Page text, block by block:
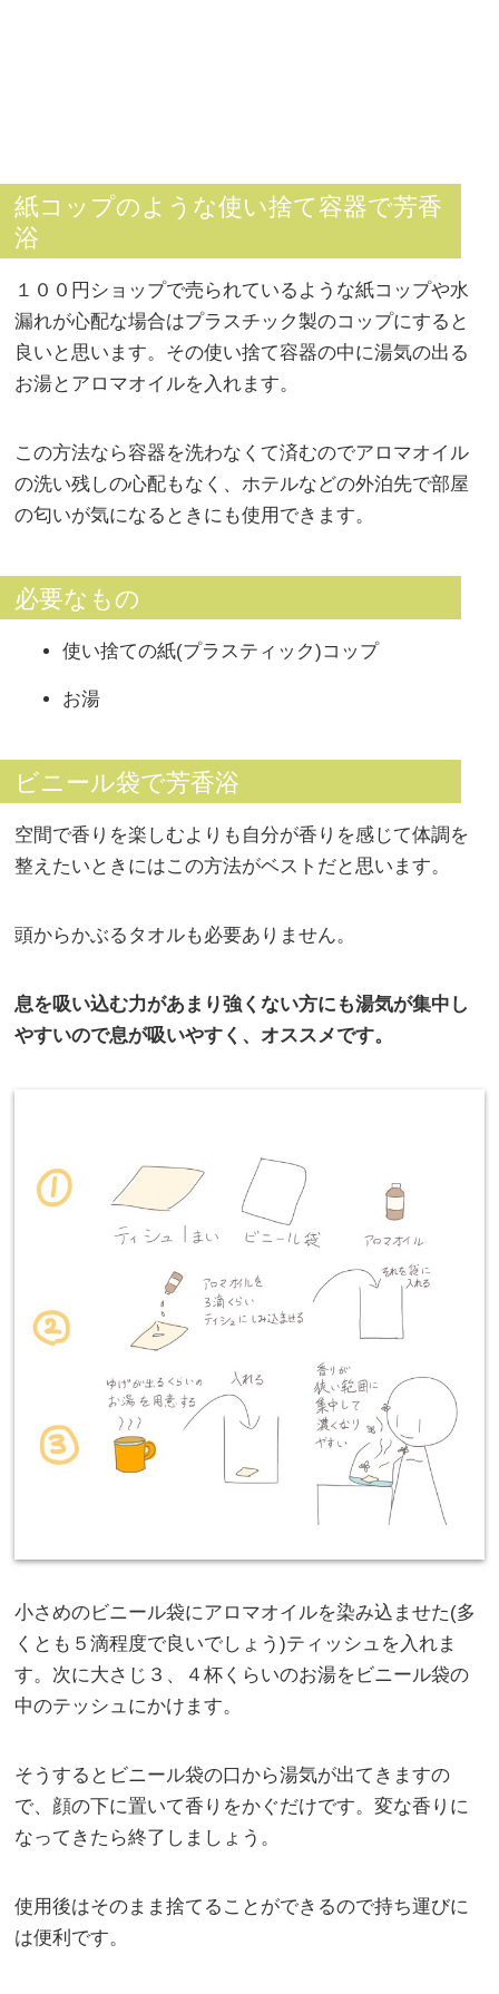
紙コップのような使い捨て容器で芳香
浴
１００円ショップで売られているような紙コップや水
漏れが心配な場合はプラスチック製のコップにすると
良いと思います。その使い捨て容器の中に湯気の出る
お湯とアロマオイルを入れます。
この方法なら容器を洗わなくて済むのでアロマオイル
の洗い残しの心配もなく、ホテルなどの外泊先で部屋
の匂いが気になるときにも使用できます。
必要なもの
使い捨ての紙(プラスティック)コップ
お湯
ビニール袋で芳香浴
空間で香りを楽しむよりも自分が香りを感じて体調を
整えたいときにはこの方法がベストだと思います。
頭からかぶるタオルも必要ありません。
息を吸い込む力があまり強くない方にも湯気が集中し
やすいので息が吸いやすく、オススメです。
小さめのビニール袋にアロマオイルを染み込ませた(多
くとも５滴程度で良いでしょう)ティッシュを入れま
す。次に大さじ３、４杯くらいのお湯をビニール袋の
中のテッシュにかけます。
そうするとビニール袋の口から湯気が出てきますの
で、顔の下に置いて香りをかぐだけです。変な香りに
なってきたら終了しましょう。
使用後はそのまま捨てることができるので持ち運びに
は便利です。